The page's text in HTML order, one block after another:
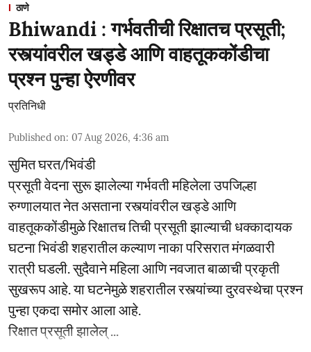
ठाणे
Bhiwandi : गर्भवतीची रिक्षातच प्रसूती;
रस्त्यांवरील खड्डे आणि वाहतूककोंडीचा
प्रश्न पुन्हा ऐरणीवर
प्रतिनिधी
Published on: 07 Aug 2026, 4:36 am
सुमित घरत/भिवंडी
प्रसूती वेदना सुरू झालेल्या गर्भवती महिलेला उपजिल्हा
रुग्णालयात नेत असताना रस्त्यांवरील खड्डे आणि
वाहतूककोंडीमुळे रिक्षातच तिची प्रसूती झाल्याची धक्कादायक
घटना भिवंडी शहरातील कल्याण नाका परिसरात मंगळवारी
रात्री घडली. सुदैवाने महिला आणि नवजात बाळाची प्रकृती
सुखरूप आहे. या घटनेमुळे शहरातील रस्त्यांच्या दुरवस्थेचा प्रश्न
पुन्हा एकदा समोर आला आहे.
रिक्षात प्रसूती झालेल् ...